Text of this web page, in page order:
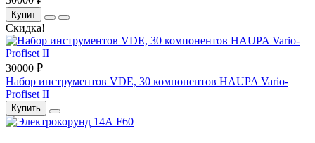
Купит
Скидка!
30000 ₽
Набор инструментов VDE, 30 компонентов HAUPA Vario-
Profiset II
Купить